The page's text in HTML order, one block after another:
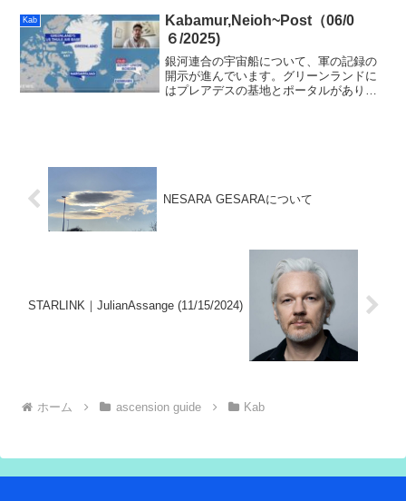
除を推進中です。魂の愛と光に気づいて
平和でいてください。
Kab
Kabamur,Neioh~Post（06/0
６/2025)
銀河連合の宇宙船について、軍の記録の
開示が進んでいます。グリーンランドに
はプレアデスの基地とポータルがあり、
NESARA GESARAについて
STARLINK｜JulianAssange (11/15/2024)
ホーム ascension guide Kab